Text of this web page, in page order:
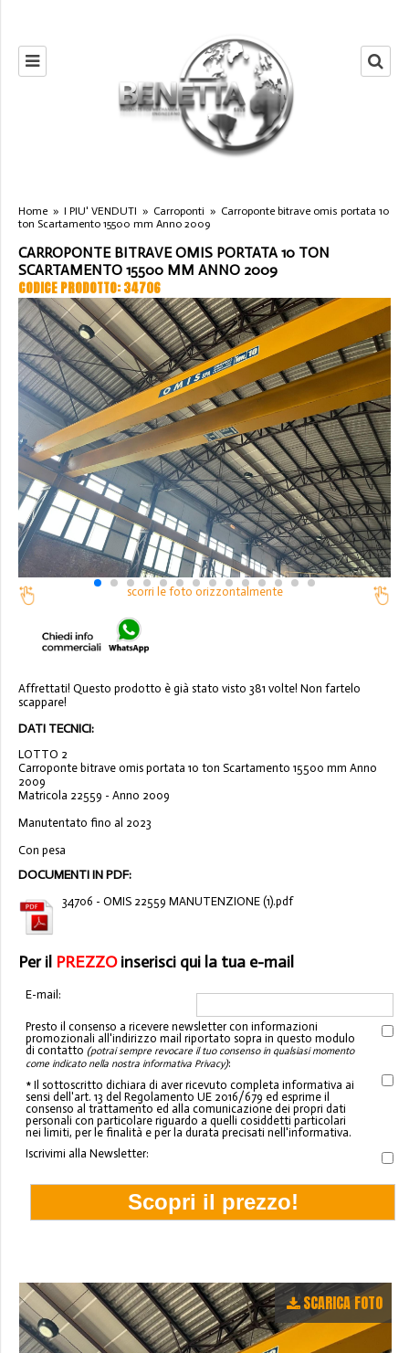
Home » I PIU' VENDUTI » Carroponti » Carroponte bitrave omis portata 10
ton Scartamento 15500 mm Anno 2009
CARROPONTE BITRAVE OMIS PORTATA 10 TON
SCARTAMENTO 15500 MM ANNO 2009
CODICE PRODOTTO: 34706
scorri le foto orizzontalmente
Affrettati! Questo prodotto è già stato visto 381 volte! Non fartelo
scappare!
DATI TECNICI:
LOTTO 2
Carroponte bitrave omis portata 10 ton Scartamento 15500 mm Anno
2009
Matricola 22559 - Anno 2009
Manutentato fino al 2023
Con pesa
DOCUMENTI IN PDF:
34706 - OMIS 22559 MANUTENZIONE (1).pdf
Per il PREZZOinserisci qui la tua e-mail
E-mail:
Presto il consenso a ricevere newsletter con informazioni
promozionali all'indirizzo mail riportato sopra in questo modulo
di contatto (potrai sempre revocare il tuo consenso in qualsiasi momento
come indicato nella nostra informativa Privacy):
* Il sottoscritto dichiara di aver ricevuto completa informativa ai
sensi dell'art. 13 del Regolamento UE 2016/679 ed esprime il
consenso al trattamento ed alla comunicazione dei propri dati
personali con particolare riguardo a quelli cosiddetti particolari
nei limiti, per le finalità e per la durata precisati nell'informativa.
Iscrivimi alla Newsletter:
SCARICA FOTO